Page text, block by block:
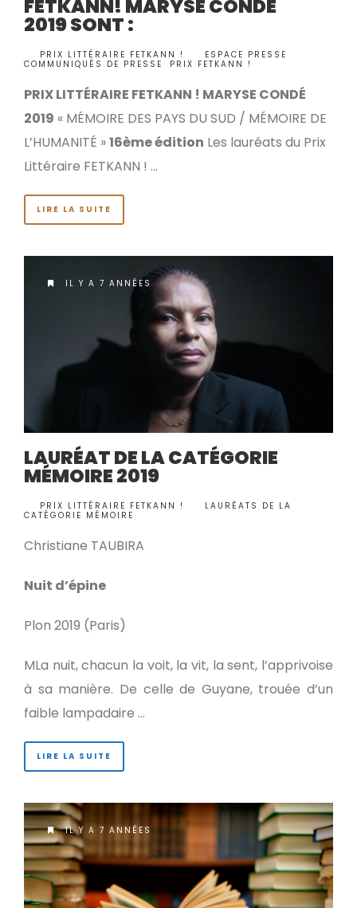
FETKANN! MARYSE CONDÉ
2019 SONT :
PRIX LITTÉRAIRE FETKANN ! ESPACE PRESSE
COMMUNIQUÉS DE PRESSE
PRIX FETKANN !
PRIX LITTÉRAIRE FETKANN ! MARYSE CONDÉ
2019 « MÉMOIRE DES PAYS DU SUD / MÉMOIRE DE
L’HUMANITÉ »16ème édition Les lauréats du Prix
Littéraire FETKANN ! …
LIRE LA SUITE
IL Y A 7 ANNÉES
LAURÉAT DE LA CATÉGORIE
MÉMOIRE 2019
PRIX LITTÉRAIRE FETKANN !
LAURÉATS DE LA
CATÉGORIE MÉMOIRE
Christiane TAUBIRA
Nuit d’épine
Plon 2019 (Paris)
MLa nuit, chacun la voit, la vit, la sent, l’apprivoise
à sa manière. De celle de Guyane, trouée d’un
faible lampadaire …
LIRE LA SUITE
IL Y A 7 ANNÉES